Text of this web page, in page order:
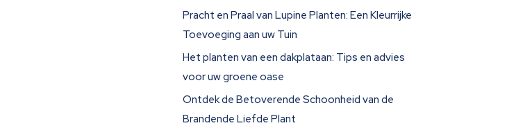
Pracht en Praal van Lupine Planten: Een Kleurrijke
Toevoeging aan uw Tuin
Het planten van een dakplataan: Tips en advies
voor uw groene oase
Ontdek de Betoverende Schoonheid van de
Brandende Liefde Plant